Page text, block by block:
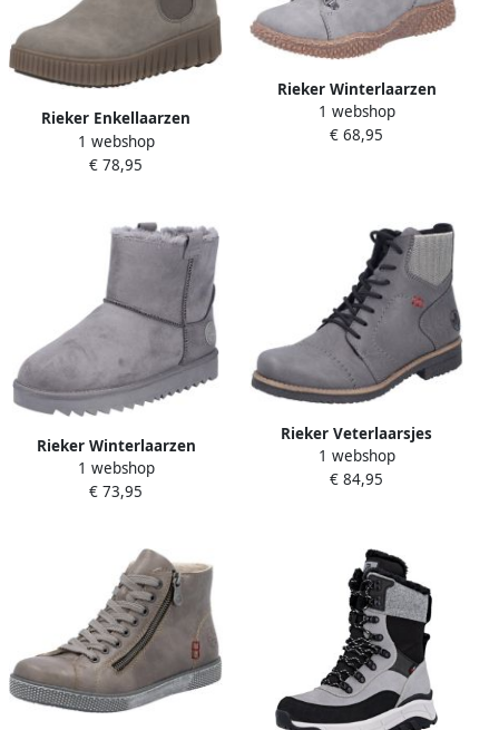
Rieker Enkellaarzen
1 webshop
€ 78,95
Rieker Winterlaarzen
Veterboots enkellaarsjes
profielzool met aantreklus
1 webshop
€ 68,95
Rieker Winterlaarzen
Plateauboots
winterenkellaars met
1 webshop
€ 73,95
Rieker Veterlaarsjes
Veterboots herfstlaarsjes
blokhak met zachte
1 webshop
€ 84,95